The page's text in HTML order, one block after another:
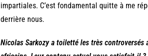
impartiales. C’est fondamental quitte à me
derrière nous.
Nicolas Sarkozy a toiletté les très controversés